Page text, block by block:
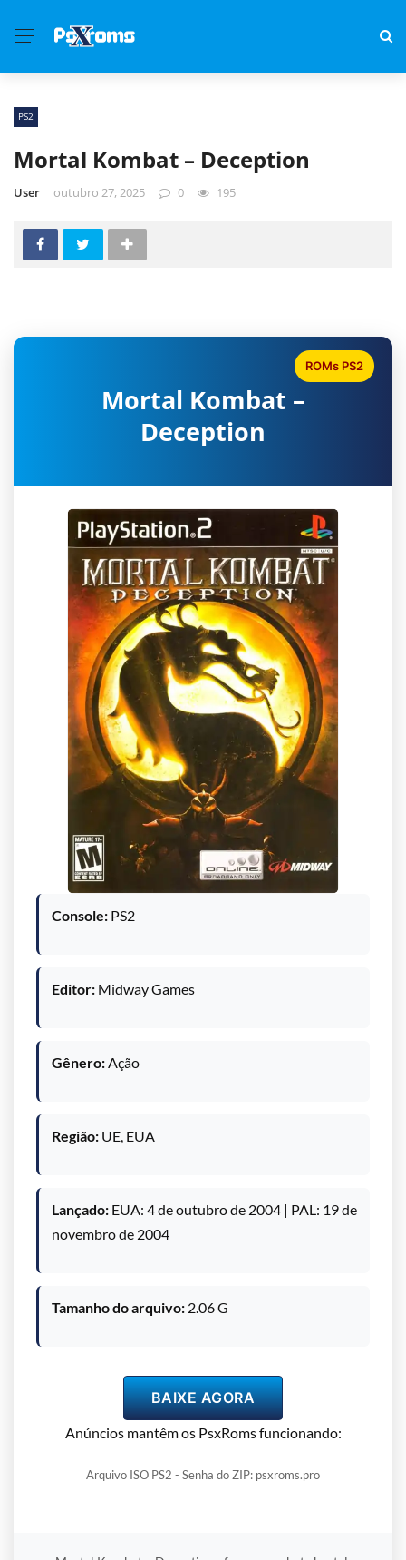
PS2
Mortal Kombat – Deception
User outubro 27, 2025 0 195
Mortal Kombat –
Deception
ROMs PS2
Console: PS2
Editor: Midway Games
Gênero: Ação
Região: UE, EUA
Lançado: EUA: 4 de outubro de 2004 | PAL: 19 de
novembro de 2004
Tamanho do arquivo: 2.06 G
BAIXE AGORA
Anúncios mantêm os PsxRoms funcionando:
Arquivo ISO PS2 - Senha do ZIP: psxroms.pro